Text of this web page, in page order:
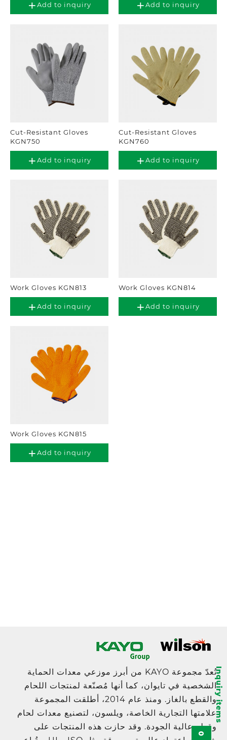
Inquiry items
0
Add to inquiry Add to inquiry
Cut-Resistant Gloves
KGN750
Add to inquiry
Cut-Resistant Gloves
KGN760
Add to inquiry
Work Gloves KGN813
Add to inquiry
Work Gloves KGN814
Add to inquiry
Work Gloves KGN815
Add to inquiry
تُعدّ مجموعة KAYO من أبرز موزعي معدات الحماية
الشخصية في تايوان، كما أنها مُصنّعة لمنتجات اللحام
والقطع بالغاز. ومنذ عام 2014، أطلقت المجموعة
علامتها التجارية الخاصة، ويلسون، لتصنيع معدات لحام
وقطع عالية الجودة. وقد حازت هذه المنتجات على